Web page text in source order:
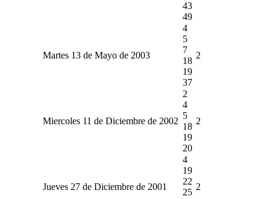
43
49
Martes 13 de Mayo de 2003
4
5
7
18
19
37
2
Miercoles 11 de Diciembre de 2002
2
4
5
18
19
20
2
Jueves 27 de Diciembre de 2001
4
19
22
25
2